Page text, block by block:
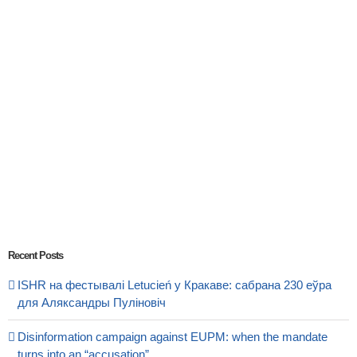
Recent Posts
ISHR на фестывалі Letucień у Кракаве: сабрана 230 еўра
для Аляксандры Пуліновіч
Disinformation campaign against EUPM: when the mandate
turns into an “accusation”